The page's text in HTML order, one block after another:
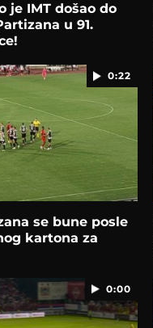
je IMT došao do
u 91.
0:22
se bune posle
kartona za
0:00